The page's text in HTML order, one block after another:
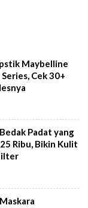
Maybelline
Cek 30+
Padat yang
Ribu, Bikin Kulit